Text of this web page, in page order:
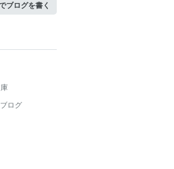
ブログを書く
ログ